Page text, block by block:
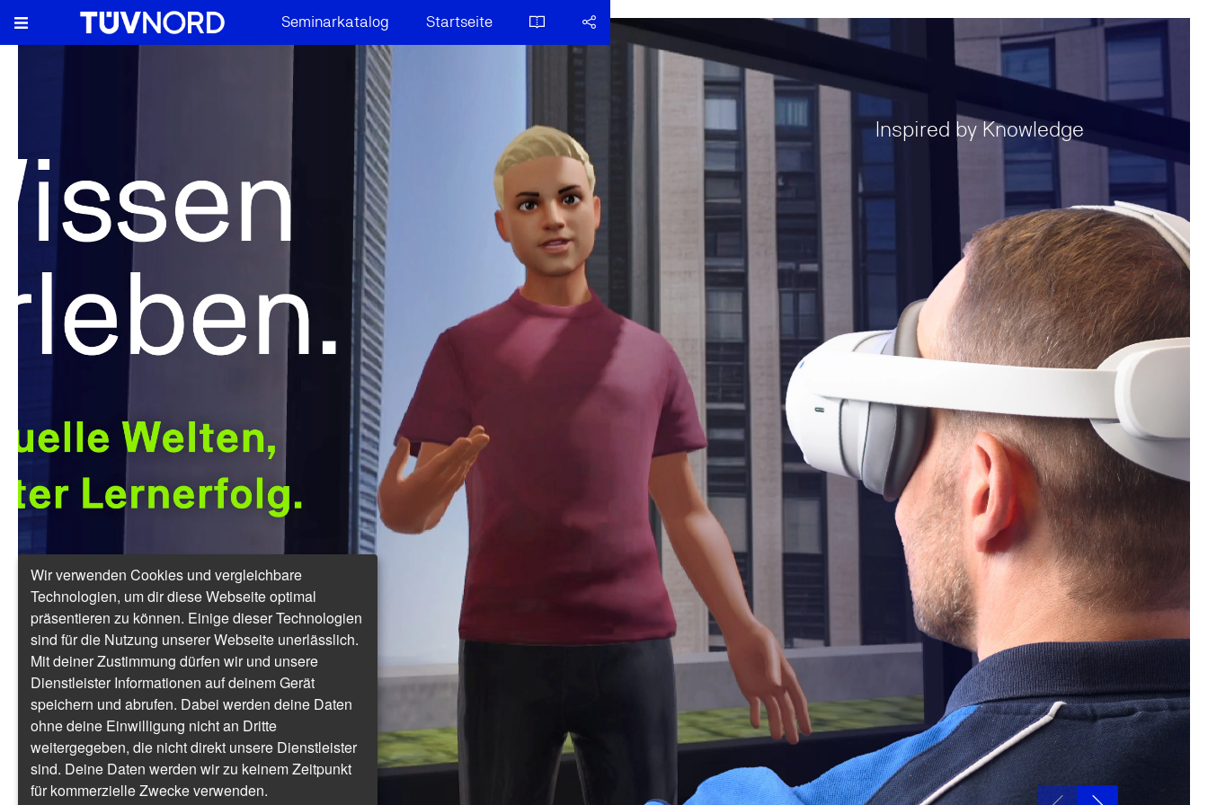
Seminarkatalog Startseite
Inspired by Knowledge
Wir verwenden Cookies und vergleichbare
Technologien, um dir diese Webseite optimal
präsentieren zu können. Einige dieser Technologien
sind für die Nutzung unserer Webseite unerlässlich.
Mit deiner Zustimmung dürfen wir und unsere
Dienstleister Informationen auf deinem Gerät
speichern und abrufen. Dabei werden deine Daten
ohne deine Einwilligung nicht an Dritte
weitergegeben, die nicht direkt unsere Dienstleister
sind. Deine Daten werden wir zu keinem Zeitpunkt
für kommerzielle Zwecke verwenden.